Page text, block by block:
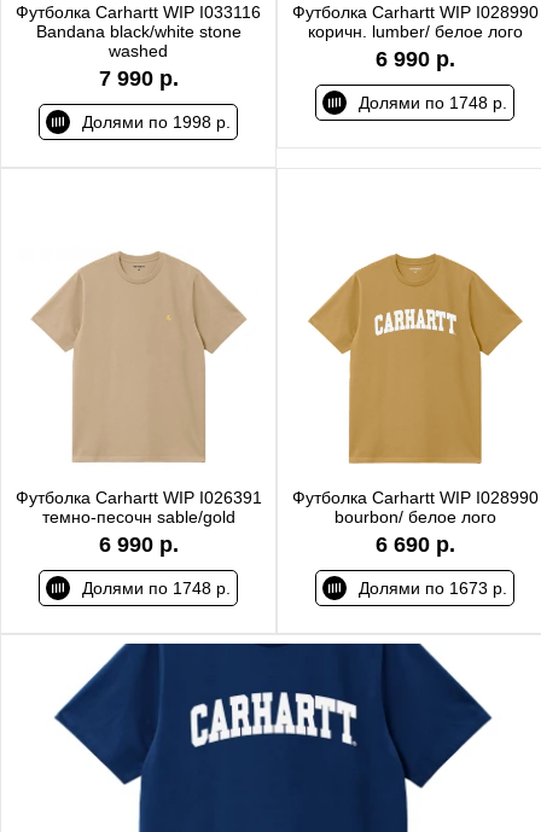
Футболка Carhartt WIP I033116
Bandana black/white stone
washed
7 990 р.
Долями по 1998 р.
Футболка Carhartt WIP I028990
коричн. lumber/ белое лого
6 990 р.
Долями по 1748 р.
Футболка Carhartt WIP I026391
темно-песочн sable/gold
6 990 р.
Долями по 1748 р.
Футболка Carhartt WIP I028990
bourbon/ белое лого
6 690 р.
Долями по 1673 р.